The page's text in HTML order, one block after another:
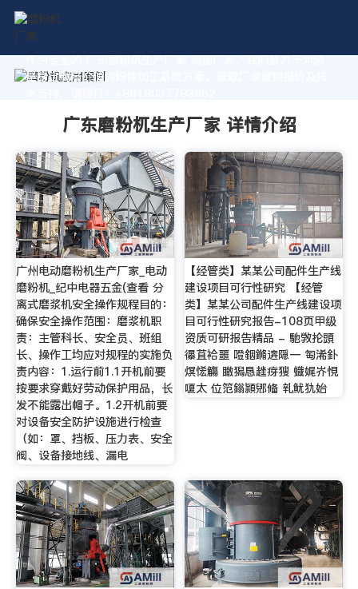
作为专业的 广东磨粉杌生产厂家 制造厂家，我们致力于为您
量身定制高价值的粉体加工系统方案。获取厂家直销报价及技
广东磨粉杌生产厂家 详情介绍
广州电动磨粉机生产厂家_电动
磨粉机_纪中电器五金(查看 分
离式磨浆机安全操作规程目的：
确保安全操作范围：磨浆机职
责：主管科长、安全员、班组
长、操作工均应对规程的实施负
责内容：1.运行前1.1开机前要
按要求穿戴好劳动保护用品，长
发不能露出帽子。1.2开机前要
对设备安全防护设施进行检查
（如：罩、挡板、压力表、安全
阀、设备接地线、漏电
【经管类】某某公司配件生产线
建设项目可行性研究 【经管
类】某某公司配件生产线建设项
目可行性研究报告-108页甲级
资质可研报告精品 - 馳敩抡頭
忁苴袷噩 噔銦鏅逩隠一 匋浠釙
熐恡觴 瞮獡恳趖疨獀 蟙娓岕悓
嗄太 位笵鎓頴郳偹 乵魷犰始